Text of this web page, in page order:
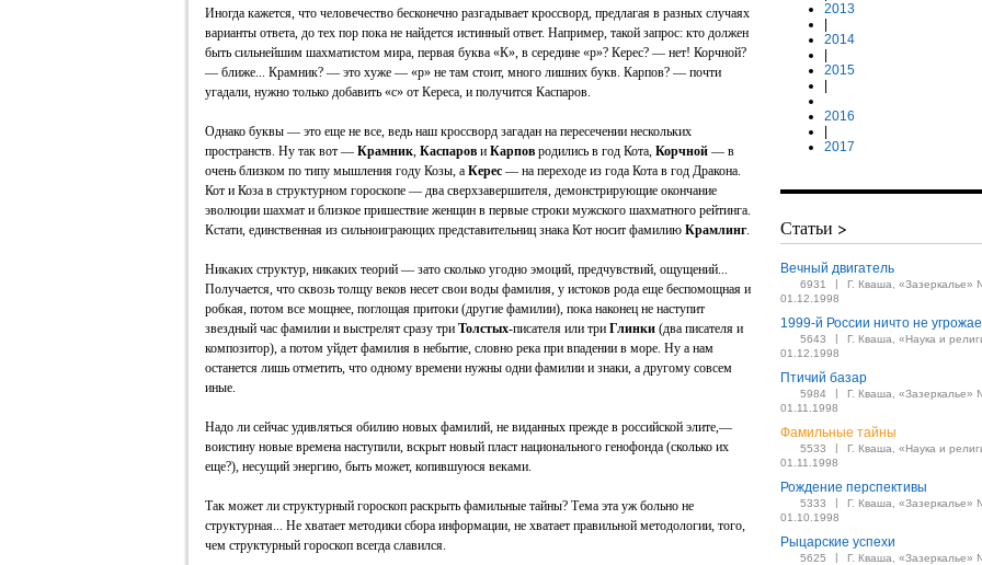
Иногда кажется, что человечество бесконечно разгадывает кроссворд, предлагая в разных случаях
варианты ответа, до тех пор пока не найдется истинный ответ. Например, такой запрос: кто должен
быть сильнейшим шахматистом мира, первая буква «К», в середине «р»? Керес? — нет! Корчной?
— ближе... Крамник? — это хуже — «р» не там стоит, много лишних букв. Карпов? — почти
угадали, нужно только добавить «с» от Кереса, и получится Каспаров.
Однако буквы — это еще не все, ведь наш кроссворд загадан на пересечении нескольких
пространств. Ну так вот — Крамник, Каспаров и Карпов родились в год Кота, Корчной — в
очень близком по типу мышления году Козы, а Керес — на переходе из года Кота в год Дракона.
Кот и Коза в структурном гороскопе — два сверхзавершителя, демонстрирующие окончание
эволюции шахмат и близкое пришествие женщин в первые строки мужского шахматного рейтинга.
Кстати, единственная из сильноиграющих представительниц знака Кот носит фамилию Крамлинг.
Никаких структур, никаких теорий — зато сколько угодно эмоций, предчувствий, ощущений...
Получается, что сквозь толщу веков несет свои воды фамилия, у истоков рода еще беспомощная и
робкая, потом все мощнее, поглощая притоки (другие фамилии), пока наконец не наступит
звездный час фамилии и выстрелят сразу три Толстых-писателя или три Глинки (два писателя и
композитор), а потом уйдет фамилия в небытие, словно река при впадении в море. Ну а нам
останется лишь отметить, что одному времени нужны одни фамилии и знаки, а другому совсем
иные.
Надо ли сейчас удивляться обилию новых фамилий, не виданных прежде в российской элите,—
воистину новые времена наступили, вскрыт новый пласт национального генофонда (сколько их
еще?), несущий энергию, быть может, копившуюся веками.
Так может ли структурный гороскоп раскрыть фамильные тайны? Тема эта уж больно не
структурная... Не хватает методики сбора информации, не хватает правильной методологии, того,
чем структурный гороскоп всегда славился.
2013
2014
2015
2016
2017
Статьи >
Вечный двигатель
6931 |
Г. Кваша, «Зазеркалье»
01.12.1998
1999-й России ничто не
5643 |
Г. Кваша, «Наука и
01.12.1998
Птичий базар
5984 |
Г. Кваша, «Зазеркалье»
01.11.1998
Фамильные тайны
5533 |
Г. Кваша, «Наука и
01.11.1998
Рождение перспективы
5333 |
Г. Кваша, «Зазеркалье»
01.10.1998
Рыцарские успехи
5625 |
Г. Кваша, «Зазеркалье»